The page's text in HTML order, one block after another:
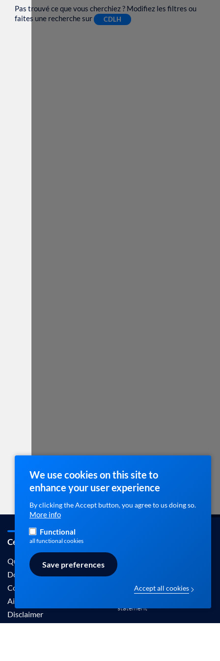
Pas trouvé ce que vous cherchiez ? Modifiez les filtres ou
faites une recherche sur
CDLH
Cebam / ebpracticenet
Qui sommes-nous
Documentation
Contact
Aide
Disclaimer
statement
We use cookies on this site to
enhance your user experience
By clicking the Accept button, you agree to us doing so.
More info
Functional
all functional cookies
Save preferences
Accept all cookies